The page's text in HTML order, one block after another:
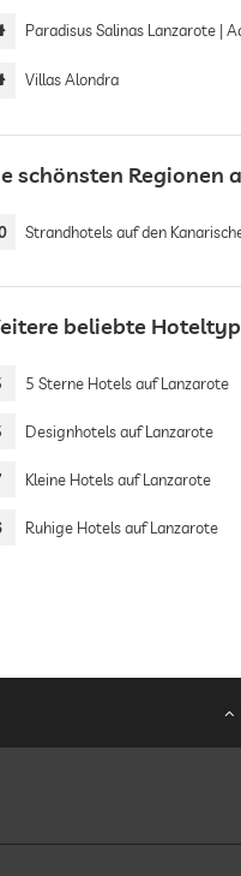
Paradisus Salinas Lanzarote | Adults
Villas Alondra
schönsten Regionen
Strandhotels auf den Kanarischen
beliebte
5 Sterne Hotels auf Lanzarote
Designhotels auf Lanzarote
Kleine Hotels auf Lanzarote
Ruhige Hotels auf Lanzarote